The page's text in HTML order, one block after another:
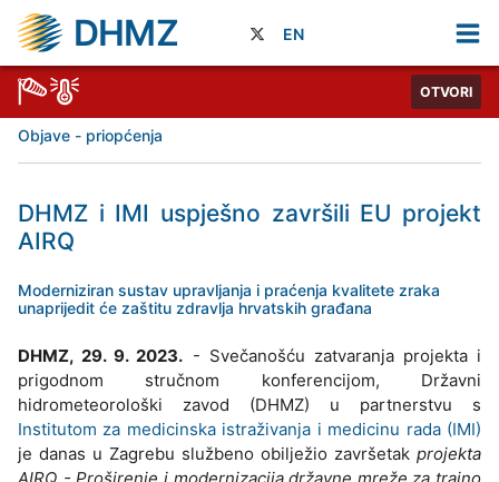
DHMZ EN
OTVORI
Objave - priopćenja
DHMZ i IMI uspješno završili EU projekt
AIRQ
Moderniziran sustav upravljanja i praćenja kvalitete zraka
unaprijedit će zaštitu zdravlja hrvatskih građana
DHMZ, 29. 9. 2023. - Svečanošću zatvaranja projekta i
prigodnom stručnom konferencijom, Državni
hidrometeorološki zavod (DHMZ) u partnerstvu s
Institutom za medicinska istraživanja i medicinu rada (IMI)
je danas u Zagrebu službeno obilježio završetak projekta
AIRQ - Proširenje i modernizacija državne mreže za trajno